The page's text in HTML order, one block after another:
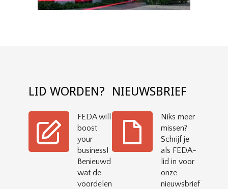
LID WORDEN?
FEDA will
boost
your
business!
Benieuwd
wat de
voordelen
NIEUWSBRIEF
Niks meer
missen?
Schrijf je
als FEDA-
lid in voor
onze
nieuwsbrief